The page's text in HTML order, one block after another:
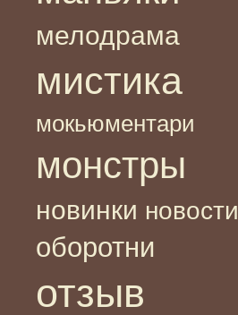
мелодрама
мистика
мокьюментари
монстры
новинки новости
оборотни
отзыв